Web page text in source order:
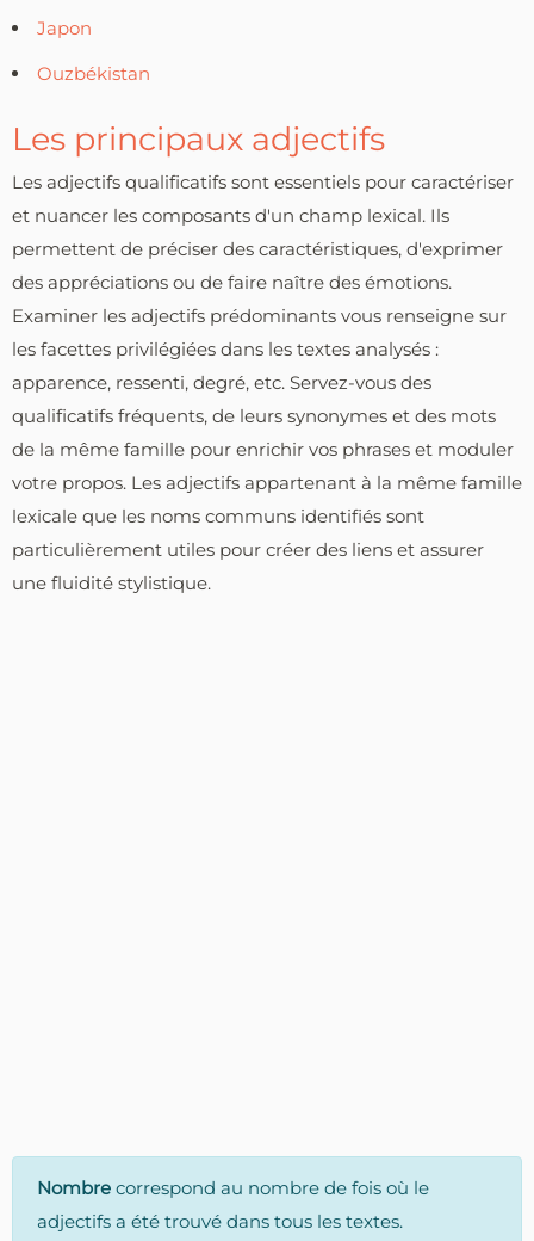
Japon
Ouzbékistan
Les principaux adjectifs
Les adjectifs qualificatifs sont essentiels pour caractériser
et nuancer les composants d'un champ lexical. Ils
permettent de préciser des caractéristiques, d'exprimer
des appréciations ou de faire naître des émotions.
Examiner les adjectifs prédominants vous renseigne sur
les facettes privilégiées dans les textes analysés :
apparence, ressenti, degré, etc. Servez-vous des
qualificatifs fréquents, de leurs synonymes et des mots
de la même famille pour enrichir vos phrases et moduler
votre propos. Les adjectifs appartenant à la même famille
lexicale que les noms communs identifiés sont
particulièrement utiles pour créer des liens et assurer
une fluidité stylistique.
Nombre correspond au nombre de fois où le
adjectifs a été trouvé dans tous les textes.